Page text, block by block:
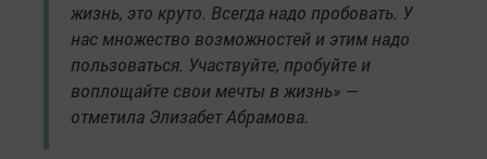
жизнь, это круто. Всегда надо пробовать. У
нас множество возможностей и этим надо
пользоваться. Участвуйте, пробуйте и
воплощайте свои мечты в жизнь» —
отметила Элизабет Абрамова.